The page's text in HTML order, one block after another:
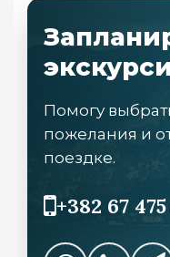
Помогу
пожелания и
поездке.
+382 67